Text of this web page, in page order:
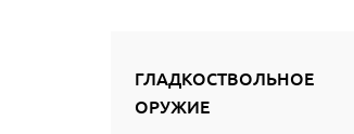
ГЛАДКОСТВОЛЬНОЕ
ОРУЖИЕ